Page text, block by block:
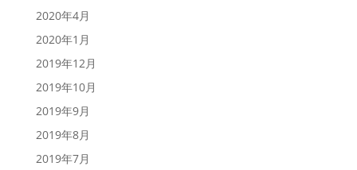
2020年4月
2020年1月
2019年12月
2019年10月
2019年9月
2019年8月
2019年7月